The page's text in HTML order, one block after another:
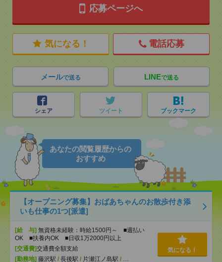
応募ページへ
気になる！ 電話応募
メールで送る LINEで送る
シェア ツイート ブックマーク
あなたの閲覧履歴からの
おすすめ
【オープニング募集】おばあちゃんのお散歩付き添
いも仕事の1つ[派遣]
[給 与] 無資格未経験：時給1500円～ ■週払い
OK ■扶養内OK ■日収1万2000円以上
[交通費]交通費全額支給
[勤務地] 藤沢駅 / 長後駅 / 片瀬江ノ島駅 / …
気になる！